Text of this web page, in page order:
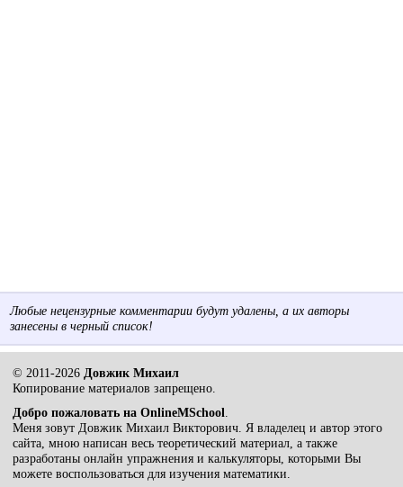
Любые нецензурные комментарии будут удалены, а их авторы
занесены в черный список!
© 2011-2026 Довжик Михаил
Копирование материалов запрещено.
Добро пожаловать на OnlineMSchool.
Меня зовут Довжик Михаил Викторович. Я владелец и автор этого
сайта, мною написан весь теоретический материал, а также
разработаны онлайн упражнения и калькуляторы, которыми Вы
можете воспользоваться для изучения математики.